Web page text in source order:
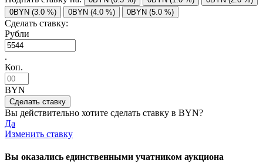
0BYN (3.0 %)
0BYN (4.0 %) 0BYN (5.0 %)
Сделать ставку:
Рубли
.
Коп.
BYN
Вы действительно хотите сделать ставку в BYN?
Да
Изменить ставку
Вы оказались единственными учатником аукциона